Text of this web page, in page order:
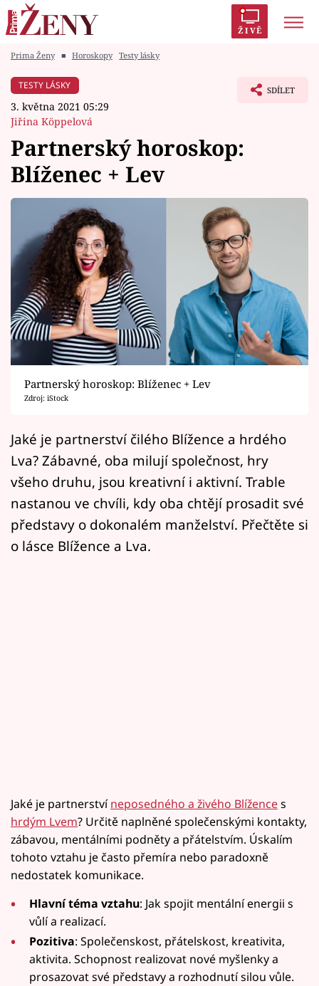
ŽIVĚ
Módní alarm
Témata
Celebrity
Vztahy
Seriály
Horoskopy
Sledujte prima+
Filmový festival Karlovy Vary
Mámy sobě
Přihlášení
Prima Ženy ■ Horoskopy Testy lásky
TESTY LÁSKY
3. května 2021 05:29
Jiřina Köppelová
SDÍLET
Partnerský horoskop:
Blíženec + Lev
Partnerský horoskop: Blíženec + Lev
Zdroj: iStock
Jaké je partnerství čilého Blížence a hrdého
Lva? Zábavné, oba milují společnost, hry
všeho druhu, jsou kreativní i aktivní. Trable
nastanou ve chvíli, kdy oba chtějí prosadit své
představy o dokonalém manželství. Přečtěte si
o lásce Blížence a Lva.
Jaké je partnerstvíneposedného a živého Blížences
hrdým Lvem? Určitě naplněné společenskými kontakty,
zábavou, mentálními podněty a přátelstvím. Úskalím
tohoto vztahu je často přemíra nebo paradoxně
nedostatek komunikace.
Hlavní téma vztahu: Jak spojit mentální energii s
vůlí a realizací.
Pozitiva: Společenskost, přátelskost, kreativita,
aktivita. Schopnost realizovat nové myšlenky a
prosazovat své představy a rozhodnutí silou vůle.